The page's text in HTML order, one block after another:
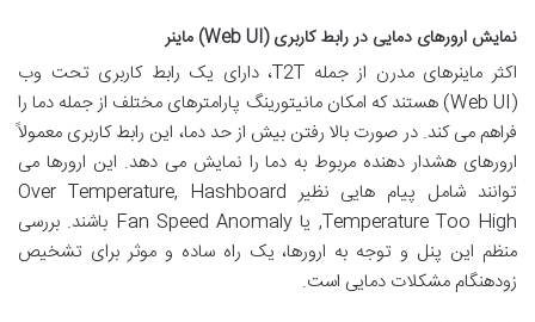
نمایش ارورهای دمایی در رابط کاربری (Web UI) ماینر
اکثر ماینرهای مدرن از جمله T2T، دارای یک رابط کاربری تحت وب
(Web UI) هستند که امکان مانیتورینگ پارامترهای مختلف از جمله دما را
فراهم می کند. در صورت بالا رفتن بیش از حد دما، این رابط کاربری معمولاً
ارورهای هشدار دهنده مربوط به دما را نمایش می دهد. این ارورها می
توانند شامل پیام هایی نظیر Over Temperature, Hashboard
Temperature Too High, یا Fan Speed Anomaly باشند. بررسی
منظم این پنل و توجه به ارورها، یک راه ساده و موثر برای تشخیص
زودهنگام مشکلات دمایی است.